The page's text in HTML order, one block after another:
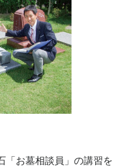
「お墓相談員」の講習を